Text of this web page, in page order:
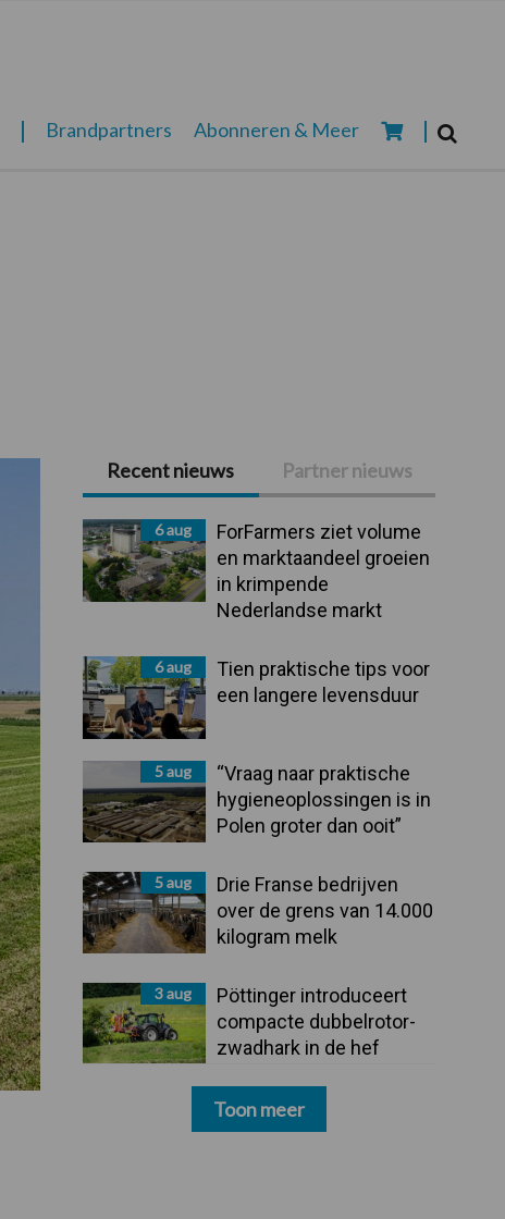
Brandpartners Abonneren & Meer
Primaire
Sidebar
Recent nieuws Partner nieuws
6 aug
ForFarmers ziet volume
en marktaandeel groeien
in krimpende
Nederlandse markt
6 aug
Tien praktische tips voor
een langere levensduur
5 aug
“Vraag naar praktische
hygieneoplossingen is in
Polen groter dan ooit”
5 aug
Drie Franse bedrijven
over de grens van 14.000
kilogram melk
3 aug
Pöttinger introduceert
compacte dubbelrotor-
zwadhark in de hef
Toon meer